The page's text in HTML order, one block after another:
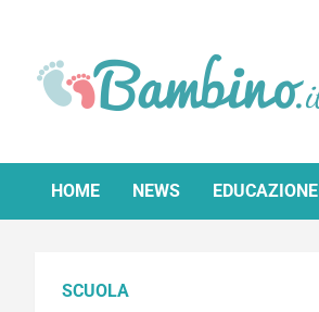
content
Bambino.it
HOME NEWS EDUCAZIONE
SCUOLA